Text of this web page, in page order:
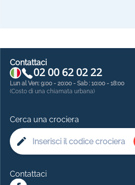
Contattaci
02 00 62 02 22
Lun al Ven: 9:00 - 20:00 - Sab : 10:00 - 18:00
(Costo di una chiamata urbana)
Cerca una crociera
Contattaci